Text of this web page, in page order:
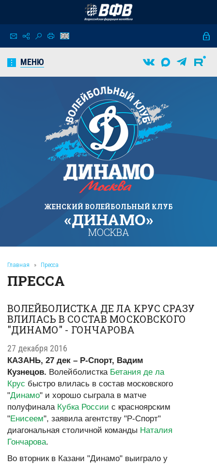
МЕНЮ
ЖЕНСКИЙ ВОЛЕЙБОЛЬНЫЙ КЛУБ
«ДИНАМО»
МОСКВА
Главная » Пресса
ПРЕССА
ВОЛЕЙБОЛИСТКА ДЕ ЛА КРУС СРАЗУ
ВЛИЛАСЬ В СОСТАВ МОСКОВСКОГО
"ДИНАМО" - ГОНЧАРОВА
27 декабря 2016
КАЗАНЬ, 27 дек – Р-Спорт, Вадим
Кузнецов. Волейболистка Бетания де ла
Крус быстро влилась в состав московского
"Динамо" и хорошо сыграла в матче
полуфинала Кубка России с красноярским
"Енисеем", заявила агентству "Р-Спорт"
диагональная столичной команды Наталия
Гончарова.
Во вторник в Казани "Динамо" выиграло у